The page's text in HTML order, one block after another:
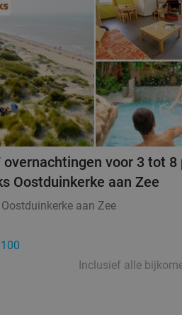
overnachtingen voor 3 tot 8
Oostduinkerke aan Zee
aan Zee
Inclusief alle